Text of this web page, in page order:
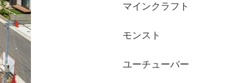
マインクラフト
モンスト
ユーチューバー